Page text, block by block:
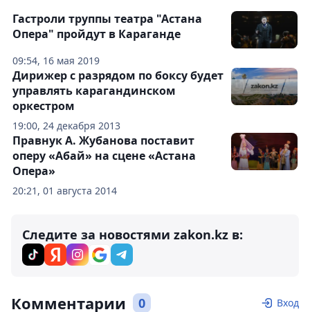
09:54, 16 мая 2019
Гастроли труппы театра "Астана
Опера" пройдут в Караганде
19:00, 24 декабря 2013
Дирижер с разрядом по боксу будет
управлять карагандинском
оркестром
20:21, 01 августа 2014
Правнук А. Жубанова поставит
оперу «Абай» на сцене «Астана
Опера»
Следите за новостями zakon.kz в:
Комментарии 0 Вход